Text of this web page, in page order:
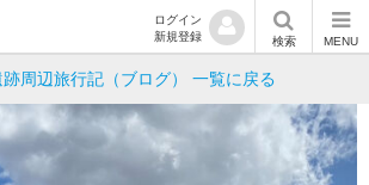
ログイン
新規登録
検索 MENU
周辺旅行記（ブログ） 一覧に戻る